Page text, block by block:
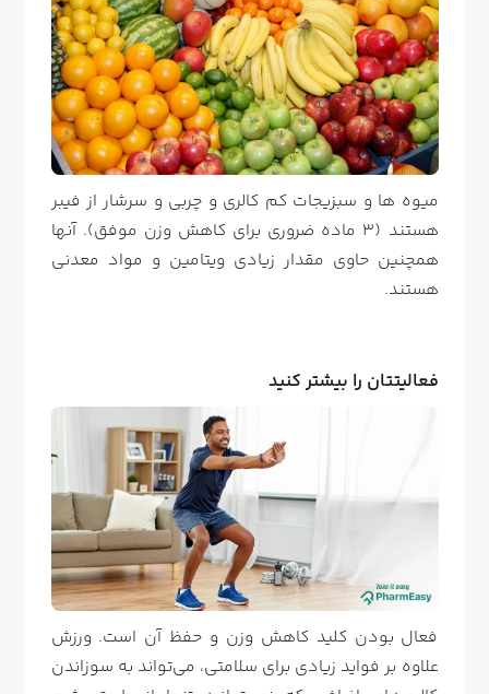
میوه ها و سبزیجات کم کالری و چربی و سرشار از فیبر
هستند (3 ماده ضروری برای کاهش وزن موفق). آنها
همچنین حاوی مقدار زیادی ویتامین و مواد معدنی
هستند.
فعالیتتان را بیشتر کنید
فعال بودن کلید کاهش وزن و حفظ آن است. ورزش
علاوه بر فواید زیادی برای سلامتی، می‌تواند به سوزاندن